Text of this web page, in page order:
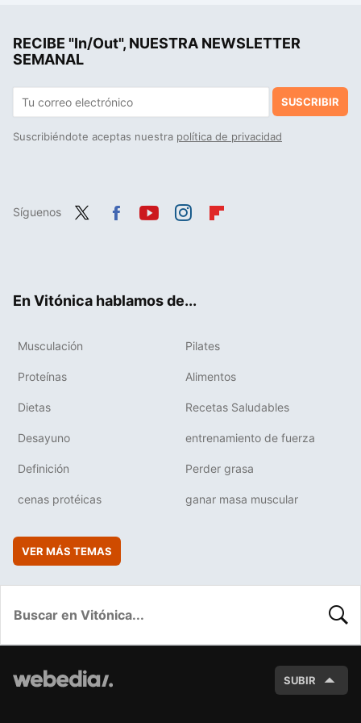
RECIBE "In/Out", NUESTRA NEWSLETTER
SEMANAL
SUSCRIBIR
Suscribiéndote aceptas nuestra política de privacidad
Síguenos
En Vitónica hablamos de...
Musculación Pilates
Proteínas Alimentos
Dietas Recetas Saludables
Desayuno entrenamiento de fuerza
Definición Perder grasa
cenas protéicas ganar masa muscular
VER MÁS TEMAS
SUBIR